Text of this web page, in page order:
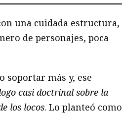
una cuidada estructura,
de personajes, poca
soportar más y, ese
casi doctrinal sobre la
los locos. Lo planteó como